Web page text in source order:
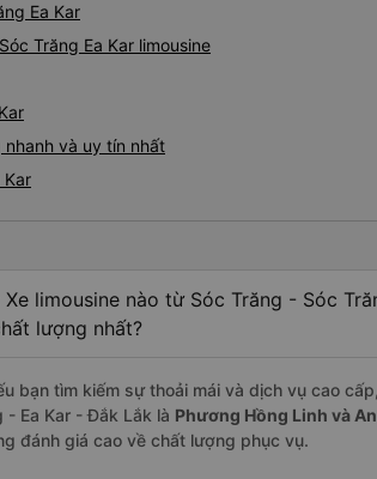
Ea Kar
Trăng Ea Kar limousine
nhanh và uy tín nhất
Kar
Xe limousine nào từ Sóc Trăng - Sóc
lượng nhất?
bạn tìm kiếm sự thoải mái và dịch vụ cao
- Ea Kar - Đắk Lắk là Phương Hồng Linh và
đánh giá cao về chất lượng phục vụ.